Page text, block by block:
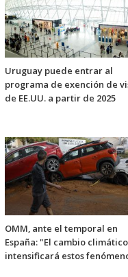
Uruguay puede entrar al
programa de exención de
de EE.UU. a partir de 2025
OMM, ante el temporal en
España: "El cambio climático
intensificará estos